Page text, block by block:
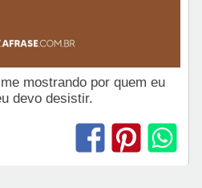
mostrando por quem eu
devo desistir.